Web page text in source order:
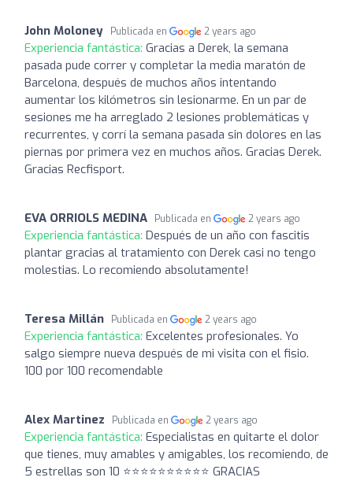
John Moloney Publicada en 2 years ago
Experiencia fantástica: Gracias a Derek, la semana
pasada pude correr y completar la media maratón de
Barcelona, después de muchos años intentando
aumentar los kilómetros sin lesionarme. En un par de
sesiones me ha arreglado 2 lesiones problemáticas y
recurrentes, y corrí la semana pasada sin dolores en las
piernas por primera vez en muchos años. Gracias Derek.
Gracias Recfisport.
EVA ORRIOLS MEDINA Publicada en 2 years ago
Experiencia fantástica: Después de un año con fascitis
plantar gracias al tratamiento con Derek casi no tengo
molestias. Lo recomiendo absolutamente!
Teresa Millán Publicada en 2 years ago
Experiencia fantástica: Excelentes profesionales. Yo
salgo siempre nueva después de mi visita con el fisio.
100 por 100 recomendable
Alex Martinez Publicada en 2 years ago
Experiencia fantástica: Especialistas en quitarte el dolor
que tienes, muy amables y amigables, los recomiendo, de
5 estrellas son 10 ⭐⭐⭐⭐⭐⭐⭐⭐⭐⭐ GRACIAS